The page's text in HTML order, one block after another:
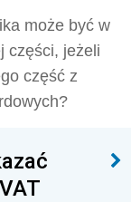
może być w
części, jeżeli
część z